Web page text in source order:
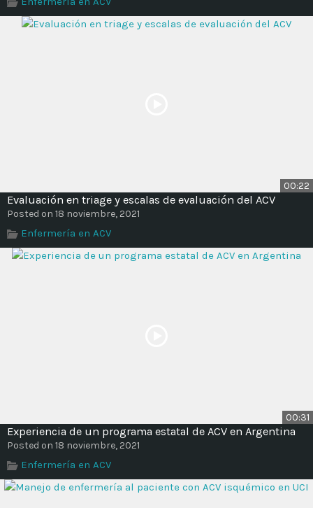
Time
00:22
Evaluación en triage y escalas de evaluación del ACV
Posted on 18 noviembre, 2021
Enfermería en ACV
00:31
Experiencia de un programa estatal de ACV en Argentina
Posted on 18 noviembre, 2021
Enfermería en ACV